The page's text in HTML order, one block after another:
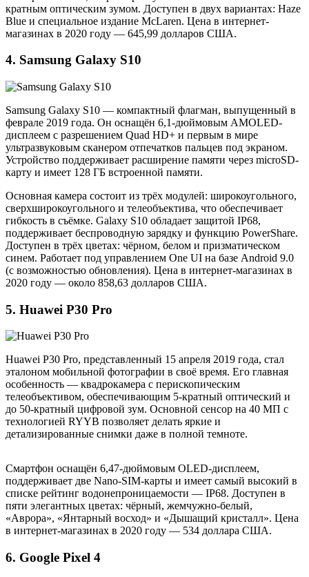
кратным оптическим зумом. Доступен в двух вариантах: Haze
Blue и специальное издание McLaren. Цена в интернет-
магазинах в 2020 году — 645,99 долларов США.
4. Samsung Galaxy S10
Samsung Galaxy S10 — компактный флагман, выпущенный в
феврале 2019 года. Он оснащён 6,1-дюймовым AMOLED-
дисплеем с разрешением Quad HD+ и первым в мире
ультразвуковым сканером отпечатков пальцев под экраном.
Устройство поддерживает расширение памяти через microSD-
карту и имеет 128 ГБ встроенной памяти.
Основная камера состоит из трёх модулей: широкоугольного,
сверхширокоугольного и телеобъектива, что обеспечивает
гибкость в съёмке. Galaxy S10 обладает защитой IP68,
поддерживает беспроводную зарядку и функцию PowerShare.
Доступен в трёх цветах: чёрном, белом и призматическом
синем. Работает под управлением One UI на базе Android 9.0
(с возможностью обновления). Цена в интернет-магазинах в
2020 году — около 858,63 долларов США.
5. Huawei P30 Pro
Huawei P30 Pro, представленный 15 апреля 2019 года, стал
эталоном мобильной фотографии в своё время. Его главная
особенность — квадрокамера с перископическим
телеобъективом, обеспечивающим 5-кратный оптический и
до 50-кратный цифровой зум. Основной сенсор на 40 МП с
технологией RYYB позволяет делать яркие и
детализированные снимки даже в полной темноте.
Смартфон оснащён 6,47-дюймовым OLED-дисплеем,
поддерживает две Nano-SIM-карты и имеет самый высокий в
списке рейтинг водонепроницаемости — IP68. Доступен в
пяти элегантных цветах: чёрный, жемчужно-белый,
«Аврора», «Янтарный восход» и «Дышащий кристалл». Цена
в интернет-магазинах в 2020 году — 534 доллара США.
6. Google Pixel 4